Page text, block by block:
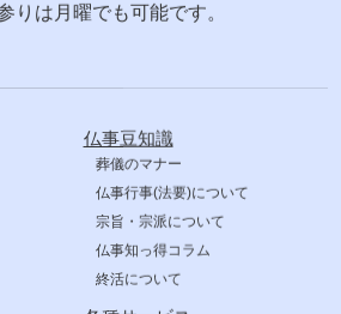
は月曜でも可能です。
仏事豆知識
葬儀のマナー
仏事行事(法要)について
宗旨・宗派について
仏事知っ得コラム
終活について